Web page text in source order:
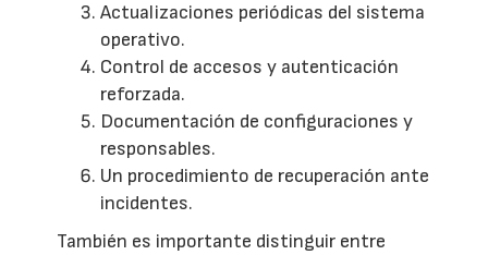
Actualizaciones periódicas del sistema
operativo.
Control de accesos y autenticación
reforzada.
Documentación de configuraciones y
responsables.
Un procedimiento de recuperación ante
incidentes.
También es importante distinguir entre